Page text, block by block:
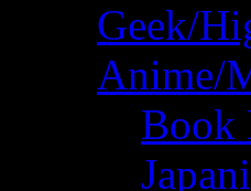
Geek/
Anime/
Book